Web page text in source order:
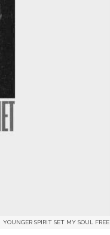
YOUNGER SPIRIT SET MY SOUL FREE